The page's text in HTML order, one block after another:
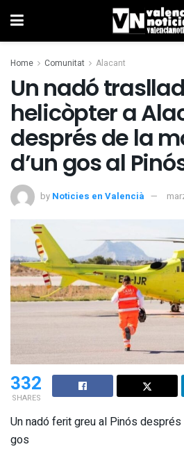
Home Comunitat Alacant
Un nadó
helicòpter a
després de la
d’un gos al
by Noticies en Valencià
332
SHARES
Un nadó ferit greu al Pinós
gos